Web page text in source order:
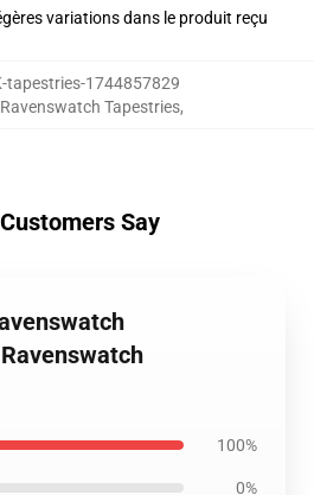
variations dans le produit reçu
tapestries-1744857829
Ravenswatch Tapestries,
Say
100%
0%